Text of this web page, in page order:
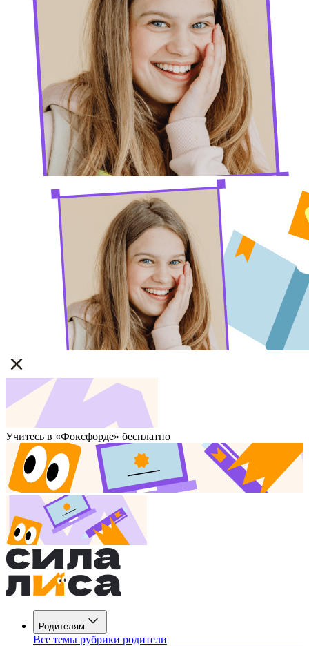
Учитесь в «Фоксфорде» бесплатно
Родителям
Все темы рубрики родители